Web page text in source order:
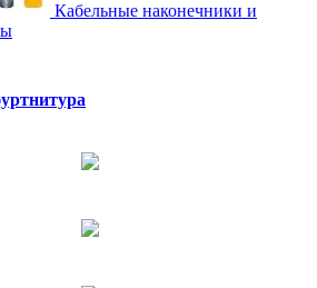
Кабельные наконечники и